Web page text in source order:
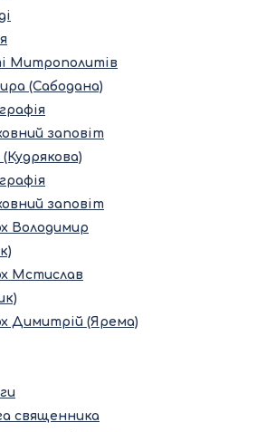
Митрополитів
(Сабодана)
заповіт
заповіт
Володимир
Мстислав
Димитрій (Ярема)
священника